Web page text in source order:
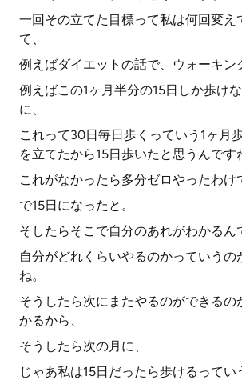
一回その立てた目標って私は何回変え
て、
例えばダイエットの話で、ウォーキン
例えばこの1ヶ月半分の15日しか歩け
に、
これって30日毎日歩くっていう1ヶ月
を立てたから15日歩いたと思うんです
これがなかったら多分ゼロやったわけ
で15日になったと。
そしたらそこで自分のあれがわかるん
自分がどれくらいやるのかっていうの
ね。
そうしたら次にまたやるのができるの
かるから、
そうしたら次の月に、
じゃあ私は15日だったら歩けるってい